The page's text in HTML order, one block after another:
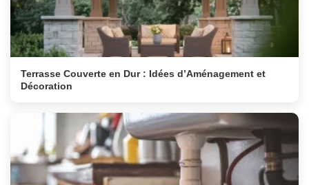
Terrasse Couverte en Dur : Idées d’Aménagement et
Décoration